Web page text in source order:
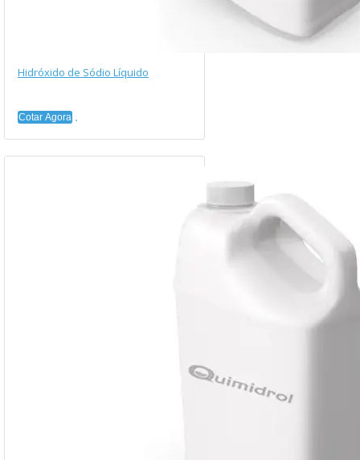
Hidróxido de Sódio Líquido
Cotar Agora